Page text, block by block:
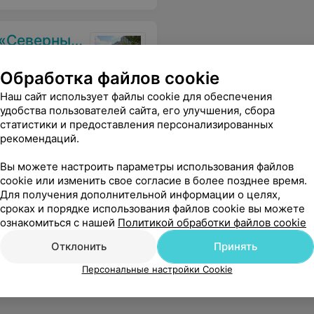
Обработка файлов cookie
Наш сайт использует файлы cookie для обеспечения
удобства пользователей сайта, его улучшения, сбора
статистики и предоставления персонализированных
рекомендаций.
Вы можете настроить параметры использования файлов
cookie или изменить свое согласие в более позднее время.
Для получения дополнительной информации о целях,
сроках и порядке использования файлов cookie вы можете
ознакомиться с нашей Политикой обработки файлов cookie
Отклонить
Принять
Персональные настройки Cookie